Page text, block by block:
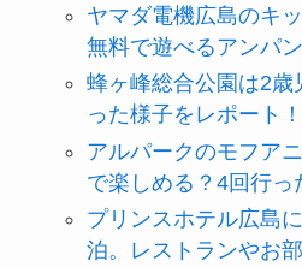
ヤマダ電機広島のキ
無料で遊べるアンパ
蜂ヶ峰総合公園は2
った様子をレポート！
アルパークのモフア
で楽しめる？4回行っ
プリンスホテル広島
泊。レストランやお